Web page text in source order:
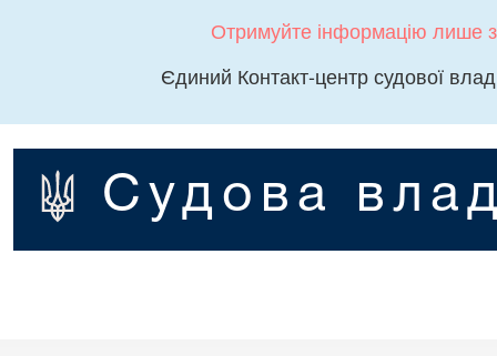
Отримуйте інформацію лише
Єдиний Контакт-центр судової
Судова